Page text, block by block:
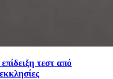
τεστ από